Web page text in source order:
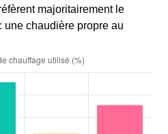
majoritairement le
chaudière propre au